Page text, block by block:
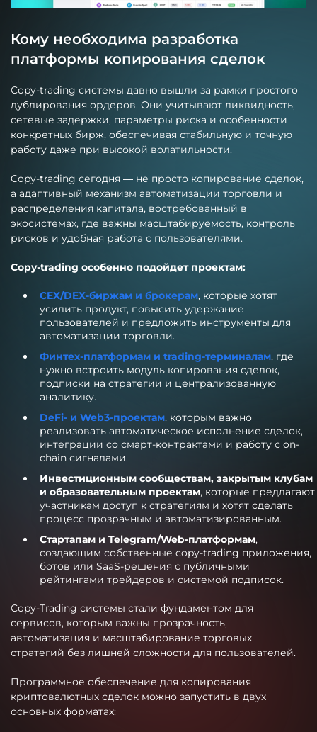
Кому необходима разработка
платформы копирования сделок
Copy-trading системы давно вышли за рамки простого
дублирования ордеров. Они учитывают ликвидность,
сетевые задержки, параметры риска и особенности
конкретных бирж, обеспечивая стабильную и точную
работу даже при высокой волатильности.
Copy-trading сегодня — не просто копирование сделок,
а адаптивный механизм автоматизации торговли и
распределения капитала, востребованный в
экосистемах, где важны масштабируемость, контроль
рисков и удобная работа с пользователями.
Copy-trading особенно подойдет проектам:
CEX/DEX-биржам и брокерам, которые хотят
усилить продукт, повысить удержание
пользователей и предложить инструменты для
автоматизации торговли.
Финтех-платформам и trading-терминалам, где
нужно встроить модуль копирования сделок,
подписки на стратегии и централизованную
аналитику.
DeFi- и Web3-проектам, которым важно
реализовать автоматическое исполнение сделок,
интеграции со смарт-контрактами и работу с on-
chain сигналами.
Инвестиционным сообществам, закрытым клубам
и образовательным проектам, которые предлагают
участникам доступ к стратегиям и хотят сделать
процесс прозрачным и автоматизированным.
Стартапам и Telegram/Web-платформам,
создающим собственные copy-trading приложения,
ботов или SaaS-решения с публичными
рейтингами трейдеров и системой подписок.
Copy-Trading системы стали фундаментом для
сервисов, которым важны прозрачность,
автоматизация и масштабирование торговых
стратегий без лишней сложности для пользователей.
Программное обеспечение для копирования
криптовалютных сделок можно запустить в двух
основных форматах: